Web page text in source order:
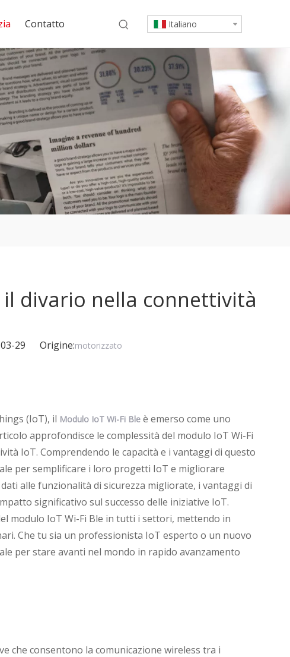
Contatto Italiano
il divario nella connettività
29 Origine:motorizzato
(IoT), il Modulo IoT Wi-Fi Ble è emerso come uno
approfondisce le complessità del modulo IoT Wi-Fi
IoT. Comprendendo le capacità e i vantaggi di questo
per semplificare i loro progetti IoT e migliorare
alle funzionalità di sicurezza migliorate, i vantaggi di
significativo sul successo delle iniziative IoT.
modulo IoT Wi-Fi Ble in tutti i settori, mettendo in
Che tu sia un professionista IoT esperto o un nuovo
per stare avanti nel mondo in rapido avanzamento
che consentono la comunicazione wireless tra i